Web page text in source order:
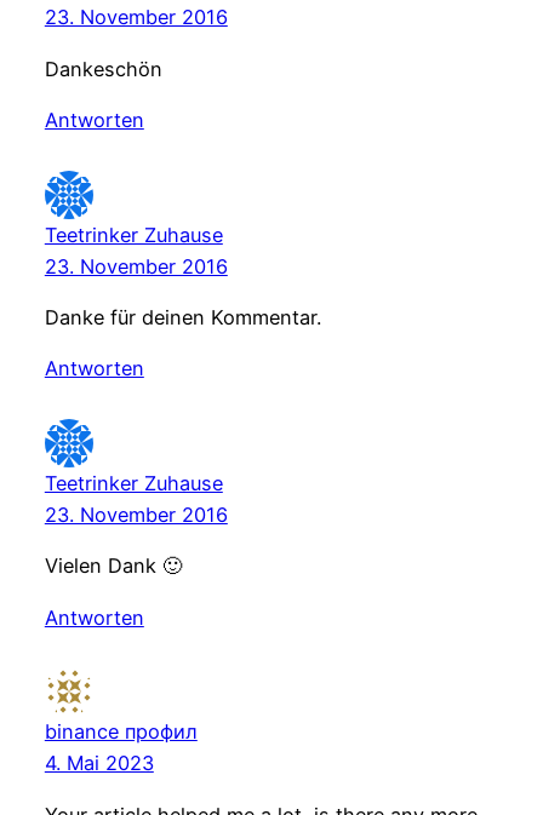
23. November 2016
Dankeschön
Antworten
Teetrinker Zuhause
23. November 2016
Danke für deinen Kommentar.
Antworten
Teetrinker Zuhause
23. November 2016
Vielen Dank 🙂
Antworten
binance профил
4. Mai 2023